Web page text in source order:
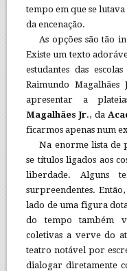
tempo em que se
da encenação.
As opções são tão
Existe um texto
estudantes das
Raimundo
apresentar a
Magalhães Jr., da
ficarmos apenas num
Na enorme lista de
se títulos ligados aos
liberdade. Alguns
surpreendentes.
lado de uma figura
do tempo também
coletivas a verve do
teatro notável por
dialogar diretamente